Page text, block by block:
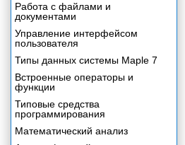
Работа с файлами и
документами
Управление интерфейсом
пользователя
Типы данных системы Maple 7
Встроенные операторы и
функции
Типовые средства
программирования
Математический анализ